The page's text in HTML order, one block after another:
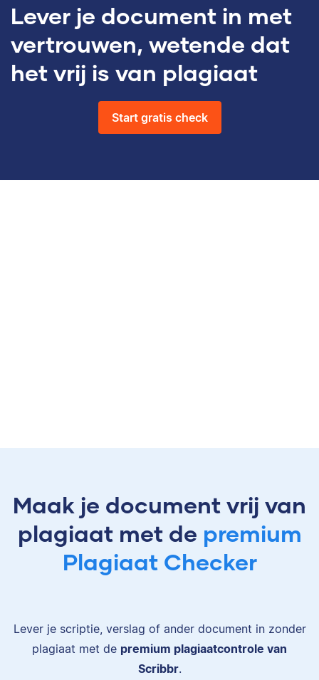
Lever je document in met
vertrouwen, wetende dat
het vrij is van plagiaat
Start gratis check
Maak je document vrij van
plagiaat met de premium
Plagiaat Checker
Lever je scriptie, verslag of ander document in zonder
plagiaat met de premium plagiaatcontrole van
Scribbr.